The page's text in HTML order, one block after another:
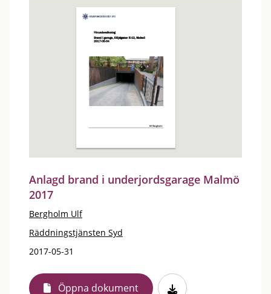
Anlagd brand i underjordsgarage Malmö
2017
Bergholm Ulf
Räddningstjänsten Syd
2017-05-31
Öppna dokument